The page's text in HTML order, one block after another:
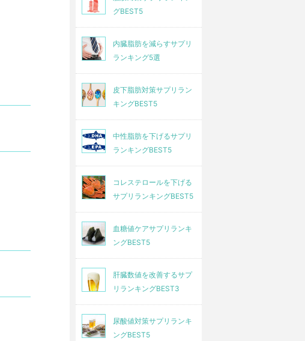
グBEST5
内臓脂肪を減らすサプリ
ランキング5選
皮下脂肪対策サプリラン
キングBEST5
中性脂肪を下げるサプリ
ランキングBEST5
コレステロールを下げる
サプリランキングBEST5
血糖値ケアサプリランキ
ングBEST5
肝臓数値を改善するサプ
リランキングBEST3
尿酸値対策サプリランキ
ングBEST5